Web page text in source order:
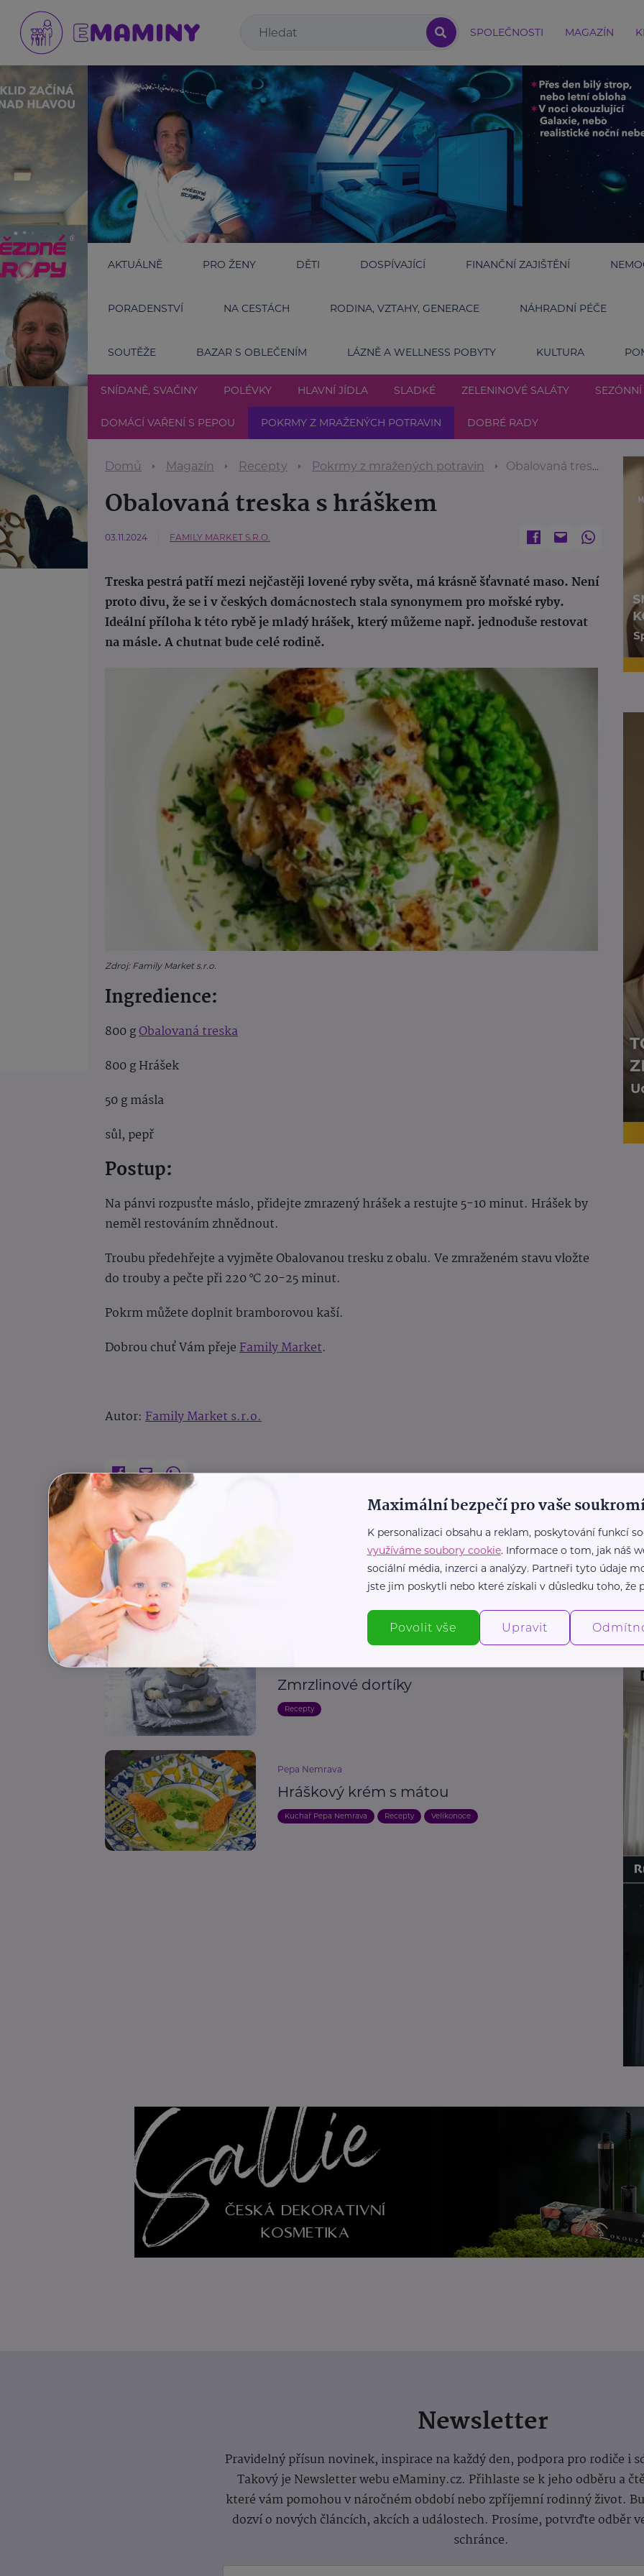
SPOLEČNOSTI MAGAZÍN
AKTUÁLNĚ PRO ŽENY DĚTI DOSPÍVAJÍCÍ FINANČNÍ ZAJIŠTĚNÍ
PORADENSTVÍ NA CESTÁCH RODINA, VZTAHY, GENERACE NÁHRADNÍ PÉČE
SOUTĚŽE BAZAR S OBLEČENÍM LÁZNĚ A WELLNESS POBYTY KULTURA
SNÍDANĚ, SVAČINY POLÉVKY HLAVNÍ JÍDLA SLADKÉ ZELENINOVÉ SALÁTY SEZÓNNÍ
DOMÁCÍ VAŘENÍ S PEPOU POKRMY Z MRAŽENÝCH POTRAVIN DOBRÉ RADY
Domů Magazín Recepty Pokrmy z mražených potravin Obalovaná treska s hráškem
Obalovaná treska s hráškem
03.11.2024 FAMILY MARKET S.R.O.
Treska pestrá patří mezi nejčastěji lovené ryby světa, má krásně šťavnaté maso. Není
proto divu, že se i v českých domácnostech stala synonymem pro mořské ryby.
Ideální příloha k této rybě je mladý hrášek, který můžeme např. jednoduše restovat
na másle. A chutnat bude celé rodině.
Zdroj: Family Market s.r.o.
Ingredience:
800 gObalovaná treska
800 g Hrášek
50 g másla
sůl, pepř
Postup:
Na pánvi rozpusťte máslo, přidejte zmrazený hrášek a restujte 5-10 minut. Hrášek by
neměl restováním zhnědnout.
Troubu předehřejte a vyjměte Obalovanou tresku z obalu. Ve zmraženém stavu vložte
do trouby a pečte při 220 °C 20-25 minut.
Pokrm můžete doplnit bramborovou kaší.
Dobrou chuť Vám přejeFamily Market.
Autor: Family Market s.r.o.
Recepty
Související články
Zmrzlinové dortíky
Recepty
Pepa Nemrava
Hráškový krém s mátou
Kuchař Pepa Nemrava Recepty Velikonoce
Newsletter
Pravidelný přísun novinek, inspirace na každý den, podpora pro rodiče i
Takový je Newsletter webu eMaminy.cz. Přihlaste se k jeho odběru a
které vám pomohou v náročném období nebo zpříjemní rodinný život.
dozví o nových článcích, akcích a událostech. Prosíme, potvrďte odběr
schránce.
Maximální bezpečí pro vaše
K personalizaci obsahu a reklam, poskytování funkcí
využíváme soubory cookie. Informace o tom, jak náš
sociální média, inzerci a analýzy. Partneři tyto údaje
jste jim poskytli nebo které získali v důsledku toho, že
Povolit vše Upravit